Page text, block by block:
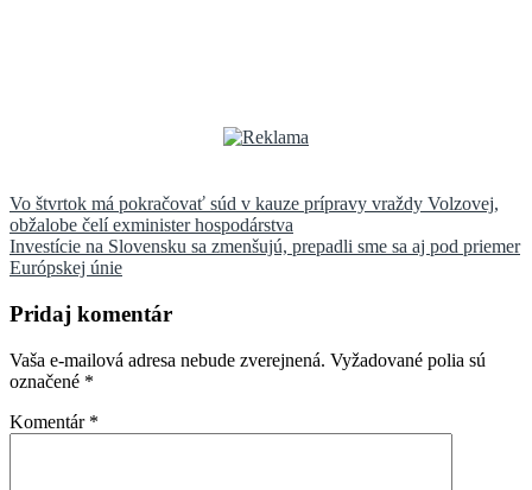
Navigácia
v
článku
Vo štvrtok má pokračovať súd v kauze prípravy vraždy Volzovej,
obžalobe čelí exminister hospodárstva
Investície na Slovensku sa zmenšujú, prepadli sme sa aj pod priemer
Európskej únie
Pridaj komentár
Vaša e-mailová adresa nebude zverejnená. Vyžadované polia sú
označené *
Komentár *